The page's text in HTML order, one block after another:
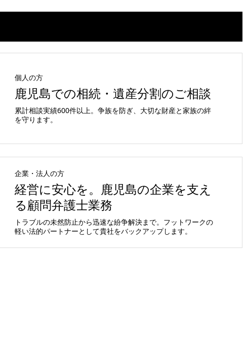
個人の方
鹿児島での相続・遺産分割のご相談
累計相談実績600件以上。争族を防ぎ、大切な財産と家族の絆
を守ります。
企業・法人の方
経営に安心を。鹿児島の企業を支え
る顧問弁護士業務
トラブルの未然防止から迅速な紛争解決まで。フットワークの
軽い法的パートナーとして貴社をバックアップします。